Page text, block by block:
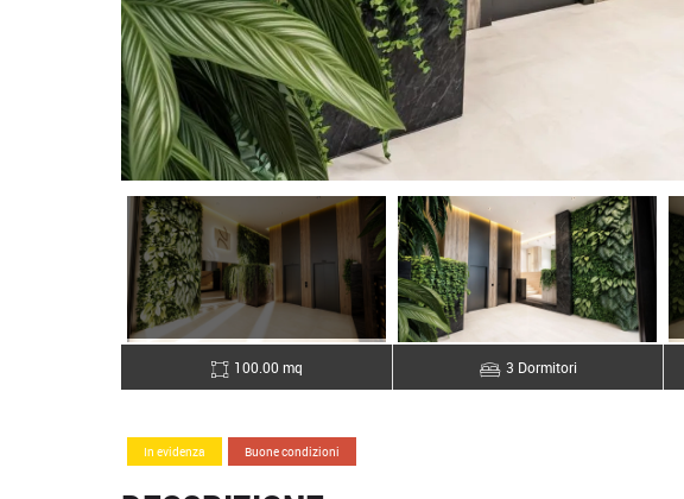
100.00 mq 3 Dormitori
In evidenza Buone condizioni